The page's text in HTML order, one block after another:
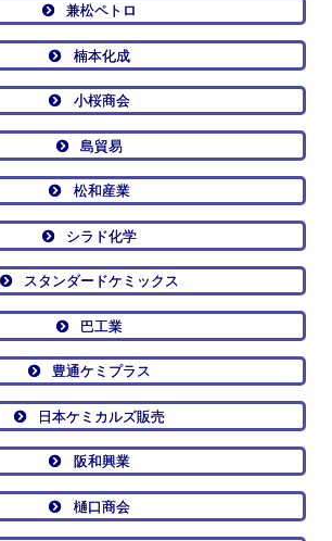
兼松ペトロ
楠本化成
小桜商会
島貿易
松和産業
シラド化学
スタンダードケミックス
巴工業
豊通ケミプラス
日本ケミカルズ販売
阪和興業
樋口商会